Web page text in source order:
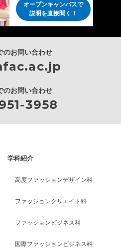
オープンキャンパスで
説明を直接聞く！
のお問い合わせ
のお問い合わせ
3958
学科紹介
高度ファッションデザイン科
ファッションクリエイト科
ファッションビジネス科
国際ファッションビジネス科